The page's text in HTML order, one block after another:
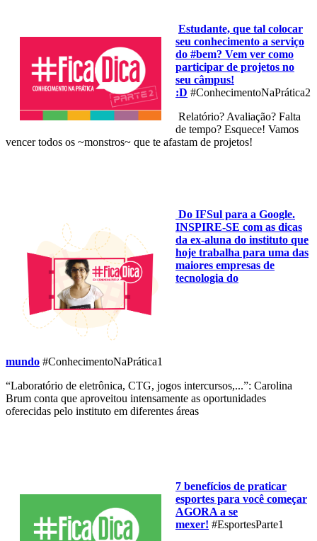
Estudante, que tal colocar
seu conhecimento a serviço
do #bem? Vem ver como
participar de projetos no
seu câmpus!
:D #ConhecimentoNaPrática2
Relatório? Avaliação? Falta
de tempo? Esquece! Vamos
vencer todos os ~monstros~ que te afastam de projetos!
Do IFSul para a Google.
INSPIRE-SE com as dicas
da ex-aluna do instituto que
hoje trabalha para uma das
maiores empresas de
tecnologia do
mundo #ConhecimentoNaPrática1
“Laboratório de eletrônica, CTG, jogos intercursos,...”: Carolina
Brum conta que aproveitou intensamente as oportunidades
oferecidas pelo instituto em diferentes áreas
7 benefícios de praticar
esportes para você começar
AGORA a se
mexer! #EsportesParte1